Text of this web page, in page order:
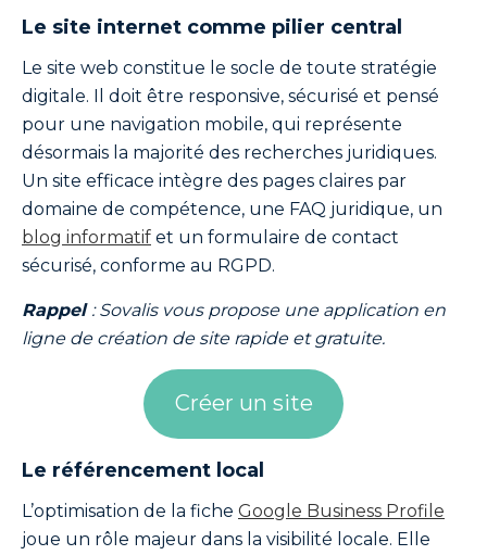
Le site internet comme pilier central
Le site web constitue le socle de toute stratégie
digitale. Il doit être responsive, sécurisé et pensé
pour une navigation mobile, qui représente
désormais la majorité des recherches juridiques.
Un site efficace intègre des pages claires par
domaine de compétence, une FAQ juridique, un
blog informatif et un formulaire de contact
sécurisé, conforme au RGPD.
Rappel : Sovalis vous propose une application en
ligne de création de site rapide et gratuite.
Créer un site
Le référencement local
L’optimisation de la fiche Google Business Profile
joue un rôle majeur dans la visibilité locale. Elle